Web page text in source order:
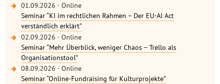
01.09.2026 · Online
Seminar “KI im rechtlichen Rahmen – Der EU-AI Act
verständlich erklärt”
02.09.2026 · Online
Seminar “Mehr Überblick, weniger Chaos – Trello als
Organisationstool”
08.09.2026 · Online
Seminar “Online-Fundraising für Kulturprojekte”